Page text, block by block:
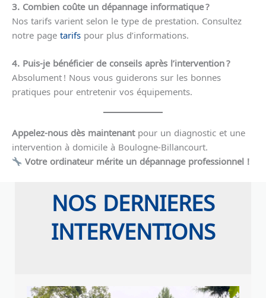
3. Combien coûte un dépannage informatique ?
Nos tarifs varient selon le type de prestation. Consultez
notre page tarifs pour plus d’informations.
4. Puis-je bénéficier de conseils après l’intervention ?
Absolument ! Nous vous guiderons sur les bonnes
pratiques pour entretenir vos équipements.
Appelez-nous dès maintenantpour un diagnostic et une
intervention à domicile à Boulogne-Billancourt.
Votre ordinateur mérite un dépannage professionnel !
NOS DERNIERES
INTERVENTIONS